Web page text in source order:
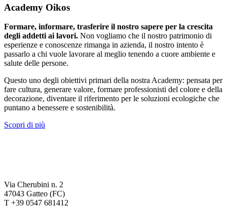
Academy Oikos
Formare, informare, trasferire il nostro sapere per la crescita
degli addetti ai lavori. Non vogliamo che il nostro patrimonio di
esperienze e conoscenze rimanga in azienda, il nostro intento è
passarlo a chi vuole lavorare al meglio tenendo a cuore ambiente e
salute delle persone.
Questo uno degli obiettivi primari della nostra Academy: pensata per
fare cultura, generare valore, formare professionisti del colore e della
decorazione, diventare il riferimento per le soluzioni ecologiche che
puntano a benessere e sostenibilità.
Scopri di più
Via Cherubini n. 2
47043 Gatteo (FC)
T +39 0547 681412